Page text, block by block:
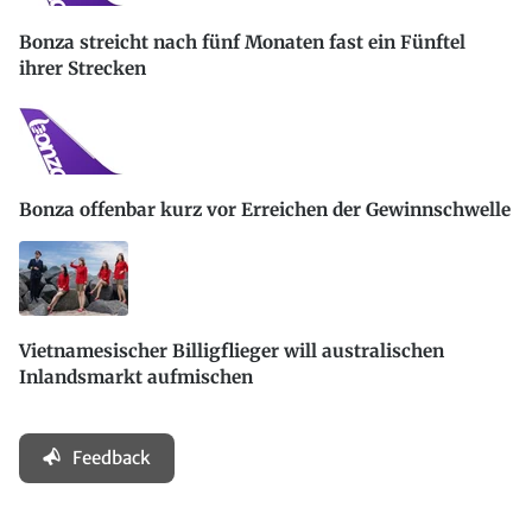
Bonza streicht nach fünf Monaten fast ein Fünftel
ihrer Strecken
Bonza offenbar kurz vor Erreichen der Gewinnschwelle
Vietnamesischer Billigflieger will australischen
Inlandsmarkt aufmischen
Feedback